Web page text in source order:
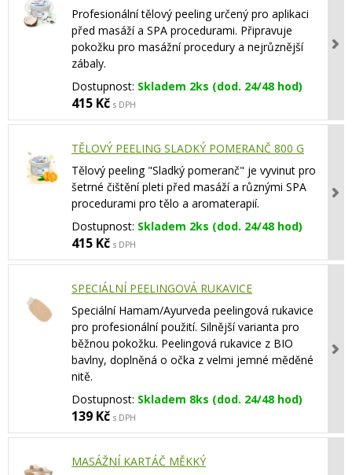
Profesionální tělový peeling určený pro aplikaci
před masáží a SPA procedurami. Připravuje
pokožku pro masážní procedury a nejrůznější
zábaly.
Dostupnost: Skladem 2ks (dod. 24/48 hod)
415 Kč s DPH
TĚLOVÝ PEELING SLADKÝ POMERANČ 800 G
Tělový peeling "Sladký pomeranč" je vyvinut pro
šetrné čištění pleti před masáží a různými SPA
procedurami pro tělo a aromaterapií.
Dostupnost: Skladem 2ks (dod. 24/48 hod)
415 Kč s DPH
SPECIÁLNÍ PEELINGOVÁ RUKAVICE
Speciální Hamam/Ayurveda peelingová rukavice
pro profesionální použití. Silnější varianta pro
běžnou pokožku. Peelingová rukavice z BIO
bavlny, doplněná o očka z velmi jemné měděné
nitě.
Dostupnost: Skladem 8ks (dod. 24/48 hod)
139 Kč s DPH
MASÁŽNÍ KARTÁČ MĚKKÝ